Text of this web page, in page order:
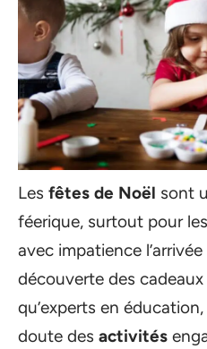
Les fêtes de Noël sont
féerique, surtout pour les
avec impatience l’arrivée
découverte des
qu’experts en
doute des activités